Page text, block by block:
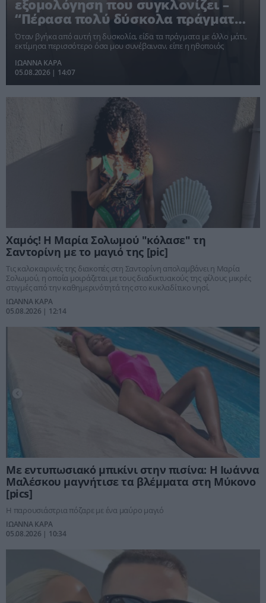
εξομολόγηση που συγκλονίζει –
“Πέρασα πολύ δύσκολα πράγματα,
αλλά τα ξεπέρασα”
Όταν βγήκα από αυτή τη δυσκολία, είδα τα πράγματα με άλλο μάτι,
εκτίμησα περισσότερο όσα μου συνέβαιναν, είπε η ηθοποιός
ΙΩΑΝΝΑ ΚΑΡΑ
05.08.2026 | 14:07
Χαμός! Η Μαρία Σολωμού "κόλασε" τη
Σαντορίνη με το μαγιό της [pic]
Τις καλοκαιρινές της διακοπές στη Σαντορίνη απολαμβάνει η Μαρία
Σολωμού, η οποία μοιράζεται με τους διαδικτυακούς της φίλους μικρές
στιγμές από την καθημερινότητά της στο κυκλαδίτικο νησί.
ΙΩΑΝΝΑ ΚΑΡΑ
05.08.2026 | 12:14
Με εντυπωσιακό μπικίνι στην πισίνα: Η Ιωάννα
Μαλέσκου μαγνήτισε τα βλέμματα στη Μύκονο
[pics]
Η παρουσιάστρια πόζαρε με ένα μαύρο μαγιό
ΙΩΑΝΝΑ ΚΑΡΑ
05.08.2026 | 10:34